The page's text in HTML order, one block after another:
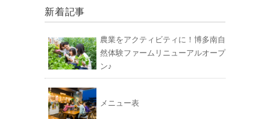
新着記事
農業をアクティビティに！博多南自
然体験ファームリニューアルオープ
ン♪
メニュー表